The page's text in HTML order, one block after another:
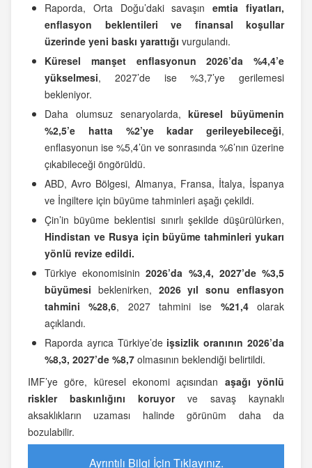
Raporda, Orta Doğu’daki savaşınemtia fiyatları,
enflasyon beklentileri ve finansal koşullar
üzerinde yeni baskı yarattığı vurgulandı.
Küresel manşet enflasyonun 2026’da %4,4’e
yükselmesi, 2027’de ise %3,7’ye gerilemesi
bekleniyor.
Daha olumsuz senaryolarda,küresel büyümenin
%2,5’e hatta %2’ye kadar gerileyebileceği,
enflasyonun ise %5,4’ün ve sonrasında %6’nın üzerine
çıkabileceği öngörüldü.
ABD, Avro Bölgesi, Almanya, Fransa, İtalya, İspanya
ve İngiltere için büyüme tahminleri aşağı çekildi.
Çin’in büyüme beklentisi sınırlı şekilde düşürülürken,
Hindistan ve Rusya için büyüme tahminleri yukarı
yönlü revize edildi.
Türkiye ekonomisinin2026’da %3,4, 2027’de %3,5
büyümesi beklenirken, 2026 yıl sonu enflasyon
tahmini %28,6, 2027 tahmini ise %21,4olarak
açıklandı.
Raporda ayrıca Türkiye’de işsizlik oranının 2026’da
%8,3, 2027’de %8,7 olmasının beklendiği belirtildi.
IMF’ye göre, küresel ekonomi açısından aşağı yönlü
riskler baskınlığını koruyorve savaş kaynaklı
aksaklıkların uzaması halinde görünüm daha da
bozulabilir.
Ayrıntılı Bilgi İçin Tıklayınız.